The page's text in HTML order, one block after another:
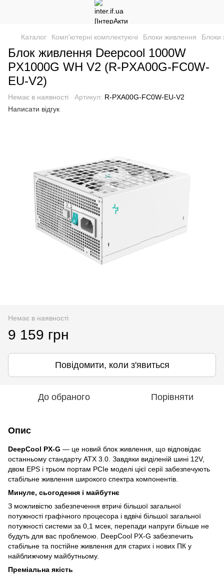
Каталог Комп'ютерні комплектуючі Блоки живлення Блоки
Блок живлення Deepcool 1000W
PX1000G WH V2 (R-PXA00G-FC0W-
EU-V2)
Немає в наявності Артикул: R-PXA00G-FC0W-EU-V2
Написати відгук
Немає в наявності
9 159 грн
Повідомити, коли з'явиться
До обраного Порівняти
Опис
DeepCool PX-G — це новий блок живлення, що відповідає
останньому стандарту ATX 3.0. Завдяки виділеній шині 12V,
двом EPS і трьом портам PCIe моделі цієї серії забезпечують
стабільне живлення широкого спектра компонентів.
Минуле, сьогодення і майбутнє
З можливістю забезпечення втричі більшої загальної
потужності графічного процесора і вдвічі більшої загальної
потужності системи за 0,1 мсек, перепади напруги більше не
будуть для вас проблемою. DeepCool PX-G забезпечить
стабільне та постійне живлення для старих і нових ПК у
найближчому майбутньому.
Преміальна якість